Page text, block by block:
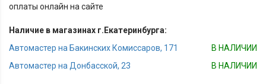
оплаты онлайн на сайте
Наличие в магазинах г.Екатеринбурга:
Автомастер на Бакинских Комиссаров, 171
В НАЛИЧИИ
Автомастер на Донбасской, 23
В НАЛИЧИИ